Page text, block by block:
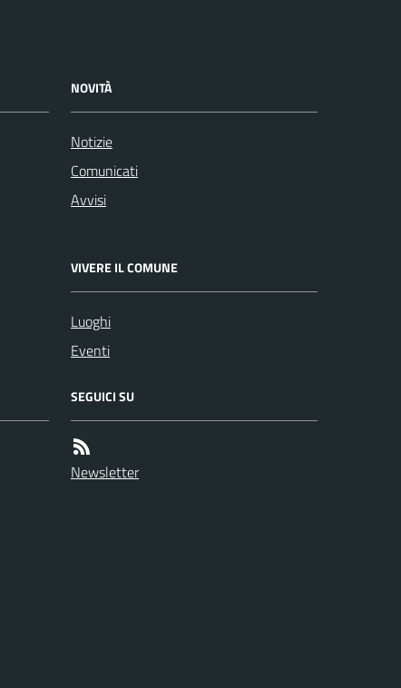
NOVITÀ
Notizie
Comunicati
Avvisi
VIVERE IL COMUNE
Luoghi
Eventi
SEGUICI SU
Newsletter